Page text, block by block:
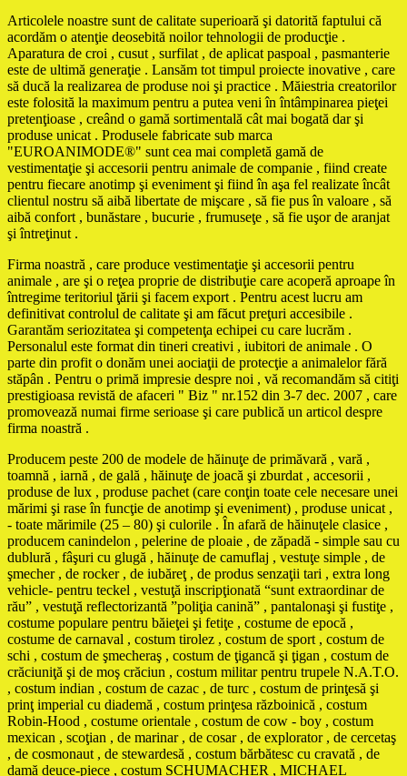
Articolele noastre sunt de calitate superioară şi datorită faptului că
acordăm o atenţie deosebită noilor tehnologii de producţie .
Aparatura de croi , cusut , surfilat , de aplicat paspoal , pasmanterie
este de ultimă generaţie . Lansăm tot timpul proiecte inovative , care
să ducă la realizarea de produse noi şi practice . Măiestria creatorilor
este folosită la maximum pentru a putea veni în întâmpinarea pieţei
pretenţioase , creând o gamă sortimentală cât mai bogată dar şi
produse unicat . Produsele fabricate sub marca
"EUROANIMODE®" sunt cea mai completă gamă de
vestimentaţie şi accesorii pentru animale de companie , fiind create
pentru fiecare anotimp şi eveniment şi fiind în aşa fel realizate încât
clientul nostru să aibă libertate de mişcare , să fie pus în valoare , să
aibă confort , bunăstare , bucurie , frumuseţe , să fie uşor de aranjat
şi întreţinut .
Firma noastră , care produce vestimentaţie şi accesorii pentru
animale , are şi o reţea proprie de distribuţie care acoperă aproape în
întregime teritoriul ţării şi facem export . Pentru acest lucru am
definitivat controlul de calitate şi am făcut preţuri accesibile .
Garantăm seriozitatea şi competenţa echipei cu care lucrăm .
Personalul este format din tineri creativi , iubitori de animale . O
parte din profit o donăm unei aociaţii de protecţie a animalelor fără
stăpân . Pentru o primă impresie despre noi , vă recomandăm să citiţi
prestigioasa revistă de afaceri " Biz " nr.152 din 3-7 dec. 2007 , care
promovează numai firme serioase şi care publică un articol despre
firma noastră .
Producem peste 200 de modele de hăinuţe de primăvară , vară ,
toamnă , iarnă , de gală , hăinuţe de joacă şi zburdat , accesorii ,
produse de lux , produse pachet (care conţin toate cele necesare unei
mărimi şi rase în funcţie de anotimp şi eveniment) , produse unicat ,
- toate mărimile (25 – 80) şi culorile . În afară de hăinuţele clasice ,
producem canindelon , pelerine de ploaie , de zăpadă - simple sau cu
dublură , fâşuri cu glugă , hăinuţe de camuflaj , vestuţe simple , de
şmecher , de rocker , de iubăreţ , de produs senzaţii tari , extra long
vehicle- pentru teckel , vestuţă inscripţionată “sunt extraordinar de
rău” , vestuţă reflectorizantă ”poliţia canină” , pantalonaşi şi fustiţe ,
costume populare pentru băieţei şi fetiţe , costume de epocă ,
costume de carnaval , costum tirolez , costum de sport , costum de
schi , costum de şmecheraş , costum de ţigancă şi ţigan , costum de
crăciuniţă şi de moş crăciun , costum militar pentru trupele N.A.T.O.
, costum indian , costum de cazac , de turc , costum de prinţesă şi
prinţ imperial cu diademă , costum prinţesa războinică , costum
Robin-Hood , costume orientale , costum de cow - boy , costum
mexican , scoţian , de marinar , de cosar , de explorator , de cercetaş
, de cosmonaut , de stewardesă , costum bărbătesc cu cravată , de
damă deuce-piece , costum SCHUMACHER , MICHAEL